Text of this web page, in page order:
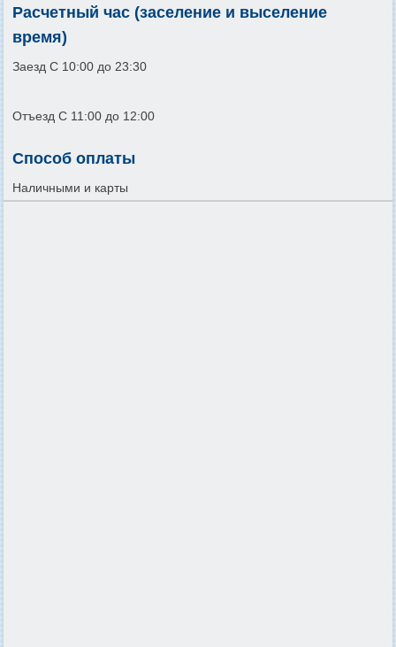
Расчетный час (заселение и выселение
время)
Заезд С 10:00 до 23:30
Отъезд С 11:00 до 12:00
Способ оплаты
Наличными и карты